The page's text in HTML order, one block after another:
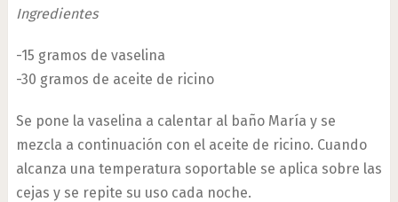
Ingredientes
-15 gramos de vaselina
-30 gramos de aceite de ricino
Se pone la vaselina a calentar al baño María y se
mezcla a continuación con el aceite de ricino. Cuando
alcanza una temperatura soportable se aplica sobre las
cejas y se repite su uso cada noche.